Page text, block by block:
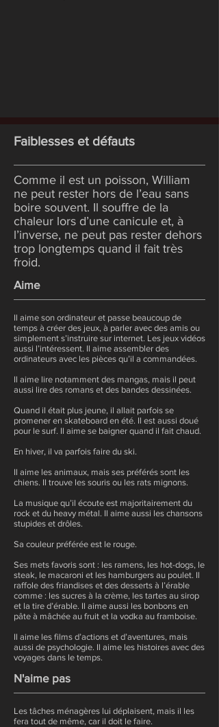
Faiblesses et défauts
Comme il est un poisson, William
ne peut rester hors de l’eau sans
boire souvent. Il souffre de la
chaleur lors d’une canicule et, à
l’inverse, ne peut pas rester dehors
trop longtemps quand il fait très
froid.
Aime
Il aime son ordinateur et passe beaucoup de
temps à créer des jeux, à parler avec des amis ou
simplement s’instruire sur internet. Les jeux vidéos
aussi l’intéressent. Il aime assembler des
ordinateurs avec les pièces qu’il a commandées.
Il aime lire notamment des mangas, mais il peut
aussi lire des romans et des bandes dessinées.
Quand il était plus jeune, il allait parfois se
promener en skateboard en été. Il est aussi doué
pour le surf. Il aime se baigner quand il fait chaud.
En hiver, il va parfois faire du ski.
Il aime les animaux, mais ses préférés sont les
chiens. Il trouve les souris ou les rats mignons.
La musique qu’il écoute est majoritairement du
rock et du heavy métal. Il aime aussi les chansons
stupides et drôles.
Sa couleur préférée est le rouge.
Ses mets favoris sont : les ramens, les hot-dogs, le
steak, le macaroni et les hamburgers au poulet. Il
raffole des friandises et des desserts à l’érable
comme : les sucres à la crème, les tartes au sirop
et la tire d’érable. Il aime aussi les bonbons en
pâte à mâchée au fruit et la vodka au framboise.
Il aime les films d’actions et d’aventures, mais
aussi de psychologie. Il aime les histoires avec des
voyages dans le temps.
N'aime pas
Les tâches ménagères lui déplaisent, mais il les
fera tout de même, car il doit le faire.